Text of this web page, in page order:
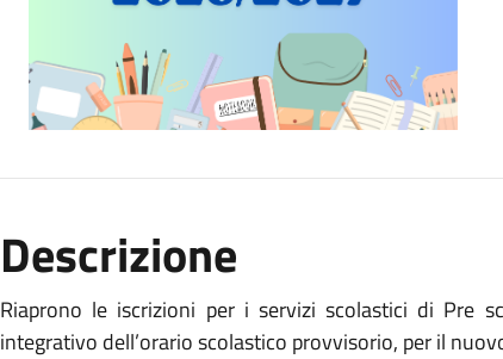
Descrizione
Riaprono le iscrizioni per i servizi scolastici di Pre
integrativo dell’orario scolastico provvisorio, per il